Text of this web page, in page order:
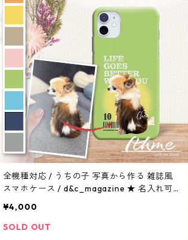
全機種対応 / うちの子 写真から作る 雑誌風
スマホケース / d&c_magazine ★ 名入れ可
系・犬 猫 ペット】
¥4,000
SOLD OUT